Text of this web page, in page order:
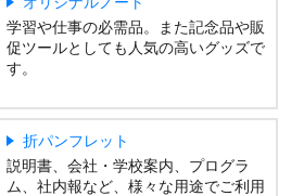
学習や仕事の必需品。また記念品や販
促ツールとしても人気の高いグッズで
す。
折パンフレット
説明書、会社・学校案内、プログラ
ム、社内報など、様々な用途でご利用